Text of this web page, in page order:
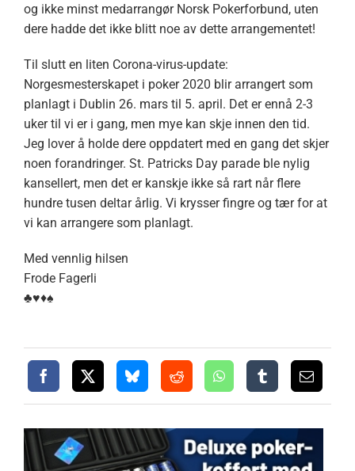
og ikke minst medarrangør Norsk Pokerforbund, uten
dere hadde det ikke blitt noe av dette arrangementet!
Til slutt en liten Corona-virus-update:
Norgesmesterskapet i poker 2020 blir arrangert som
planlagt i Dublin 26. mars til 5. april. Det er ennå 2-3
uker til vi er i gang, men mye kan skje innen den tid.
Jeg lover å holde dere oppdatert med en gang det skjer
noen forandringer. St. Patricks Day parade ble nylig
kansellert, men det er kanskje ikke så rart når flere
hundre tusen deltar årlig. Vi krysser fingre og tær for at
vi kan arrangere som planlagt.
Med vennlig hilsen
Frode Fagerli
♣️♥️♦️♠️